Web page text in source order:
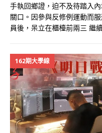
手執回鄉證，迫不及待踏入
關口。因參與反修例運動而
員後，呆立在櫃檯前兩三 繼
162期大學線